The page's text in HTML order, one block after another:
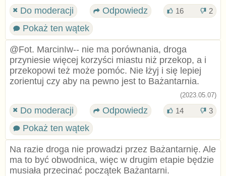
Do moderacji Odpowiedz 16 2
Pokaż ten wątek
@Fot. MarcinIw-- nie ma porównania, droga
przyniesie więcej korzyści miastu niż przekop, a i
przekopowi też może pomóc. Nie łżyj i się lepiej
zorientuj czy aby na pewno jest to Bażantarnia.
(2023.05.07)
Do moderacji Odpowiedz 14 3
Pokaż ten wątek
Na razie droga nie prowadzi przez Bażantarnię. Ale
ma to być obwodnica, więc w drugim etapie będzie
musiała przecinać początek Bażantarni.